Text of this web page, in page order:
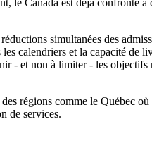
simultanées des
calendriers et la capacité de
- et non à limiter - les
régions comme le Québec
de services.